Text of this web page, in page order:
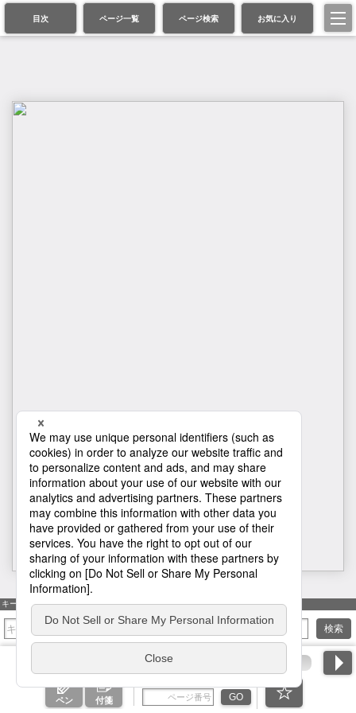
目次 ページ一覧 ページ検索 お気に入り
H1
キーワード検索
検索
ペン 付箋 GO